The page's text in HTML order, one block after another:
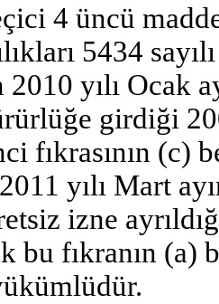
4 üncü
5434
yılı Ocak
girdiği
fıkrasının (c)
yılı Mart
izne
bu fıkranın